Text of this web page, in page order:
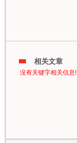
相关文章
没有关键字相关信息!